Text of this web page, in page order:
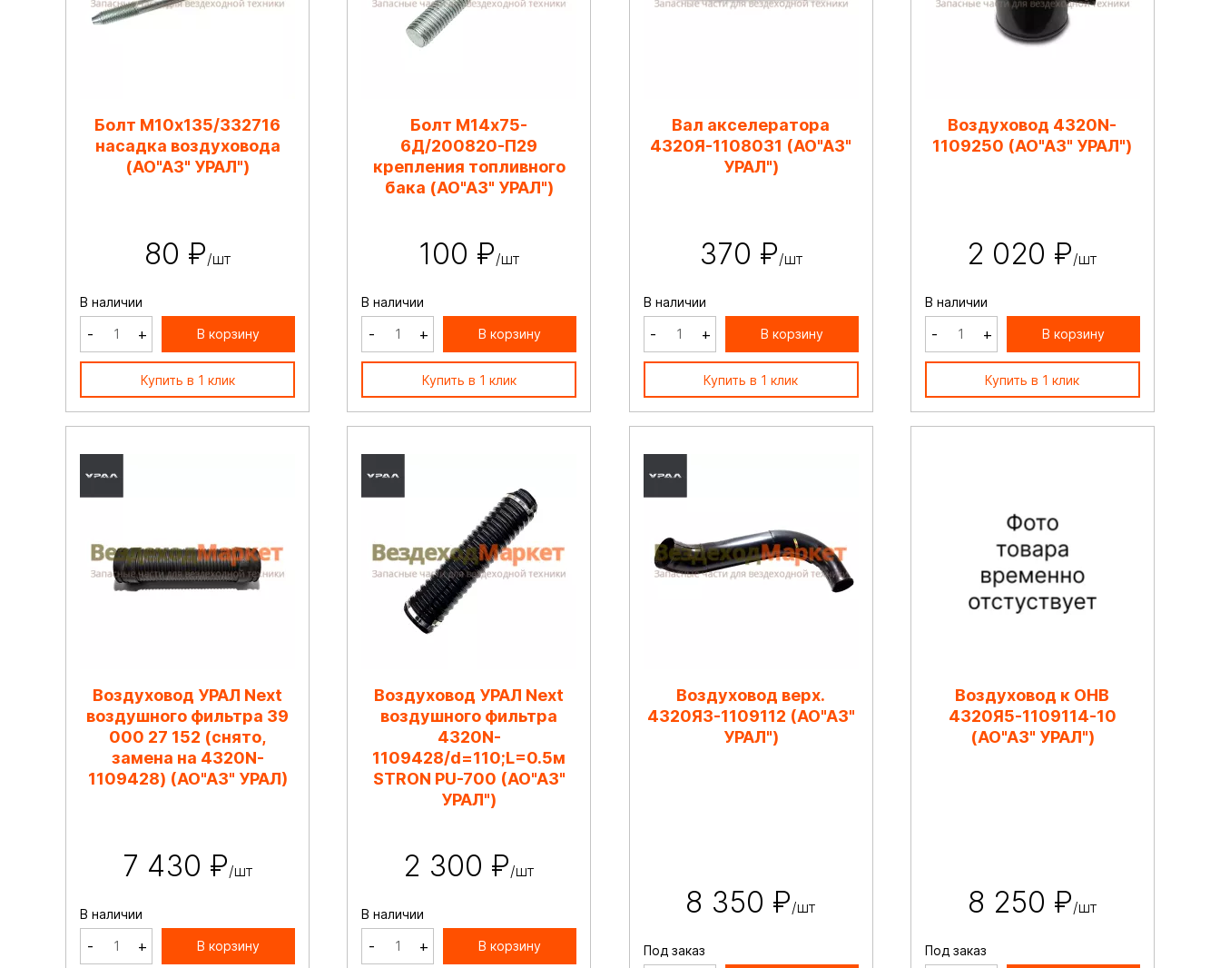
Болт М10х135/332716
насадка воздуховода
(АО"АЗ" УРАЛ")
80 ₽/шт
В наличии
- + В корзину
Купить в 1 клик
Болт М14х75-
6Д/200820-П29
крепления топливного
бака (АО"АЗ" УРАЛ")
100 ₽/шт
В наличии
- + В корзину
Купить в 1 клик
Вал акселератора
4320Я-1108031 (АО"АЗ"
УРАЛ")
370 ₽/шт
В наличии
- + В корзину
Купить в 1 клик
Воздуховод 4320N-
1109250 (АО"АЗ" УРАЛ")
2 020 ₽/шт
В наличии
- + В корзину
Купить в 1 клик
Воздуховод УРАЛ Next
воздушного фильтра 39
000 27 152 (снято,
замена на 4320N-
1109428) (АО"АЗ" УРАЛ)
7 430 ₽/шт
В наличии
- + В корзину
Воздуховод УРАЛ Next
воздушного фильтра
4320N-
1109428/d=110;L=0.5м
STRON PU-700 (АО"АЗ"
УРАЛ")
2 300 ₽/шт
В наличии
- + В корзину
Воздуховод верх.
4320Я3-1109112 (АО"АЗ"
УРАЛ")
8 350 ₽/шт
Под заказ
Воздуховод к ОНВ
4320Я5-1109114-10
(АО"АЗ" УРАЛ")
8 250 ₽/шт
Под заказ